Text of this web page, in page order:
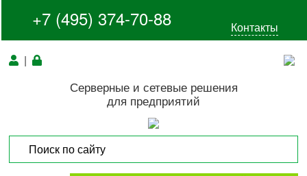
+7 (495) 374-70-88 Контакты
|
Серверные и сетевые решения
для предприятий